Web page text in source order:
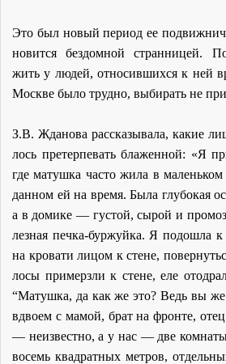
Это был но­вый пе­ри­од ее
но­вит­ся без­дом­ной стран­ни­цей.
жить у лю­дей, от­но­сив­ших­ся к ней
Москве бы­ло труд­но, вы­би­рать не
З.В. Жда­но­ва рас­ска­зы­ва­ла, ка­кие
лось пре­тер­пе­вать бла­жен­ной: «Я
где ма­туш­ка ча­сто жи­ла в
дан­ном ей на вре­мя. Бы­ла глу­бо­кая
а в до­ми­ке — гу­стой, сы­рой и
лез­ная печ­ка-бур­жуй­ка. Я по­до­шла
на кро­ва­ти ли­цом к стене,
ло­сы при­мерз­ли к стене, еле
“Ма­туш­ка, да как же это? Ведь вы
вдво­ем с ма­мой, брат на фрон­те,
— неиз­вест­но, а у нас — две
во­семь квад­рат­ных мет­ров,